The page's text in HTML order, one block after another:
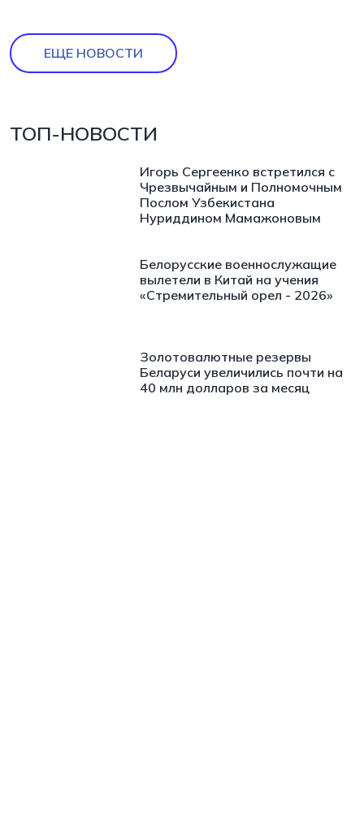
ЕЩЕ НОВОСТИ
ТОП-НОВОСТИ
Игорь Сергеенко встретился с
Чрезвычайным и Полномочным
Послом Узбекистана
Нуриддином Мамажоновым
Белорусские военнослужащие
вылетели в Китай на учения
«Стремительный орел - 2026»
Золотовалютные резервы
Беларуси увеличились почти на
40 млн долларов за месяц